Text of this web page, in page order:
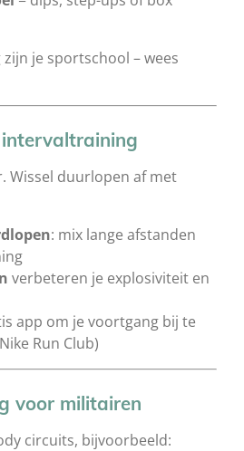
zijn je sportschool – wees
Wissel duurlopen af met
: mix lange afstanden
verbeteren je explosiviteit en
app om je voortgang bij te
Run Club)
voor militairen
circuits, bijvoorbeeld: